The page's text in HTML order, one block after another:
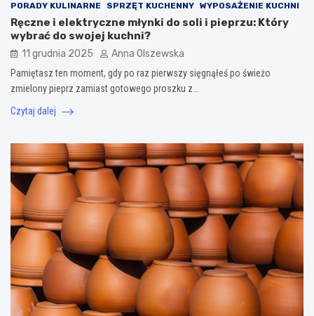
PORADY KULINARNE
SPRZĘT KUCHENNY WYPOSAŻENIE KUCHNI
Ręczne i elektryczne młynki do soli i pieprzu: Który
wybrać do swojej kuchni?
11 grudnia 2025 Anna Olszewska
Pamiętasz ten moment, gdy po raz pierwszy sięgnąłeś po świeżo
zmielony pieprz zamiast gotowego proszku z…
Czytaj dalej